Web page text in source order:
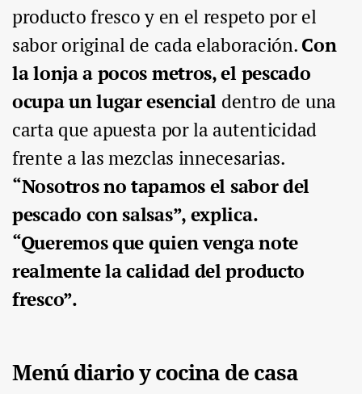
producto fresco y en el respeto por el
sabor original de cada elaboración.Con
la lonja a pocos metros, el pescado
ocupa un lugar esencial dentro de una
carta que apuesta por la autenticidad
frente a las mezclas innecesarias.
“Nosotros no tapamos el sabor del
pescado con salsas”, explica.
“Queremos que quien venga note
realmente la calidad del producto
fresco”.
Menú diario y cocina de casa